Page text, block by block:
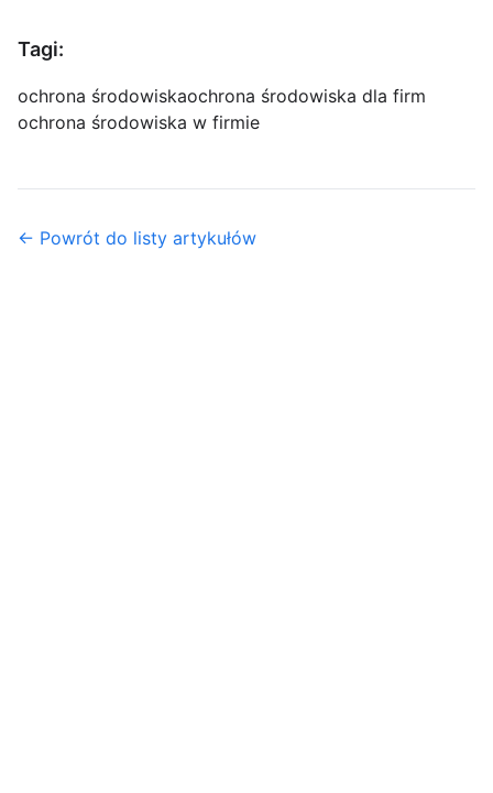
Tagi:
ochrona środowiskaochrona środowiska dla firm
ochrona środowiska w firmie
← Powrót do listy artykułów